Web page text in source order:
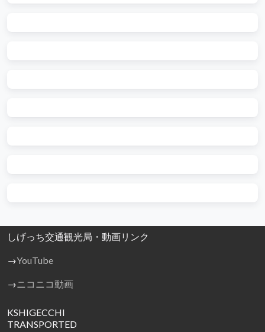
しげっち交通観光局・動画リンク
→YouTube
→ニコニコ動画
KSHIGECCHI
TRANSPORTED